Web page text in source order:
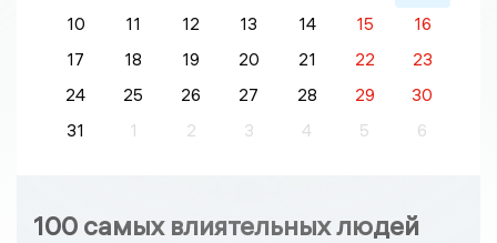
10
11 12 13 14 15
16
17
18 19 20 21 22
23
24
25 26 27 28 29
30
31
1 2 3 4 5 6
100 самых влиятельных людей